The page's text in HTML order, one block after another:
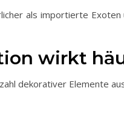
als importierte
wirkt
dekorativer Elemente